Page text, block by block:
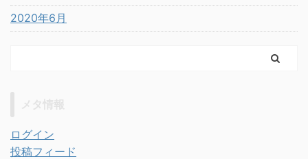
2020年6月
ログイン
投稿フィード